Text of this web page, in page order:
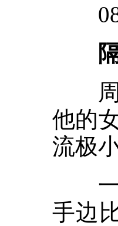
隔
周
他的
流极
一
手边